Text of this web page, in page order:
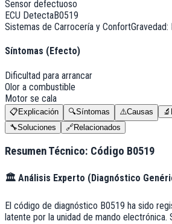
Sensor defectuoso
ECU DetectaB0519
Sistemas de Carrocería y ConfortGravedad:
Síntomas (Efecto)
Dificultad para arrancar
Olor a combustible
Motor se cala
📋 Explicación 🔍Síntomas ⚠️Causas 🔬
🔧Soluciones 🔗Relacionados
Resumen Técnico: Código B0519
🏛️ Análisis Experto (Diagnóstico
El código de diagnóstico B0519 ha sido
latente por la unidad de mando electrónica.